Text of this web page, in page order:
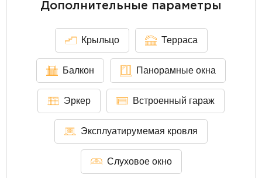
Дополнительные параметры
Крыльцо Терраса
Балкон Панорамные окна
Эркер Встроенный гараж
Эксплуатирумемая кровля
Слуховое окно